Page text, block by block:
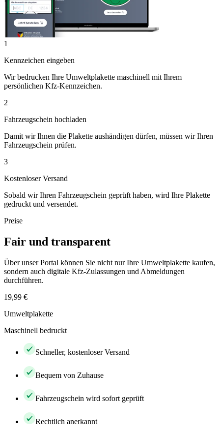
1
Kennzeichen eingeben
Wir bedrucken Ihre Umweltplakette maschinell mit Ihrem
persönlichen Kfz-Kennzeichen.
2
Fahrzeugschein hochladen
Damit wir Ihnen die Plakette aushändigen dürfen, müssen wir Ihren
Fahrzeugschein prüfen.
3
Kostenloser Versand
Sobald wir Ihren Fahrzeugschein geprüft haben, wird Ihre Plakette
gedruckt und versendet.
Preise
Fair und transparent
Über unser Portal können Sie nicht nur Ihre Umweltplakette kaufen,
sondern auch digitale Kfz-Zulassungen und Abmeldungen
durchführen.
19,99 €
Umweltplakette
Maschinell bedruckt
Schneller, kostenloser Versand
Bequem von Zuhause
Fahrzeugschein wird sofort geprüft
Rechtlich anerkannt